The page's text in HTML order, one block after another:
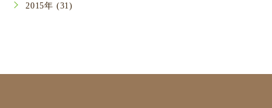
2015年 (31)